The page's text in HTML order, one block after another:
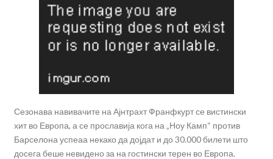
Сезонава навивачите на Ајнтрахт Франфкурт се вистински
хит во Европа, а се прославија кога на „Ноу Камп“ против
Барселона успеаа некако да дојдат и до 30.000 билети што
досега беше невидено за на гостински терен во Европа.